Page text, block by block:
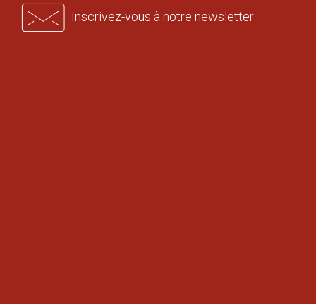
Inscrivez-vous à notre newsletter